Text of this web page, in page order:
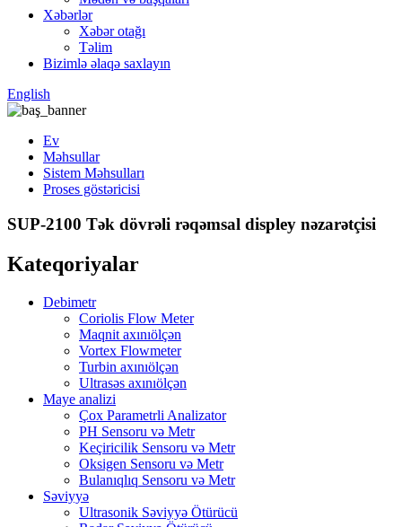
Xəbərlər
Xəbər otağı
Təlim
Bizimlə əlaqə saxlayın
English
Ev
Məhsullar
Sistem Məhsulları
Proses göstəricisi
SUP-2100 Tək dövrəli rəqəmsal displey nəzarətçisi
Kateqoriyalar
Debimetr
Coriolis Flow Meter
Maqnit axınıölçən
Vortex Flowmeter
Turbin axınıölçən
Ultrasəs axınıölçən
Maye analizi
Çox Parametrli Analizator
PH Sensoru və Metr
Keçiricilik Sensoru və Metr
Oksigen Sensoru və Metr
Bulanıqlıq Sensoru və Metr
Səviyyə
Ultrasonik Səviyyə Ötürücü